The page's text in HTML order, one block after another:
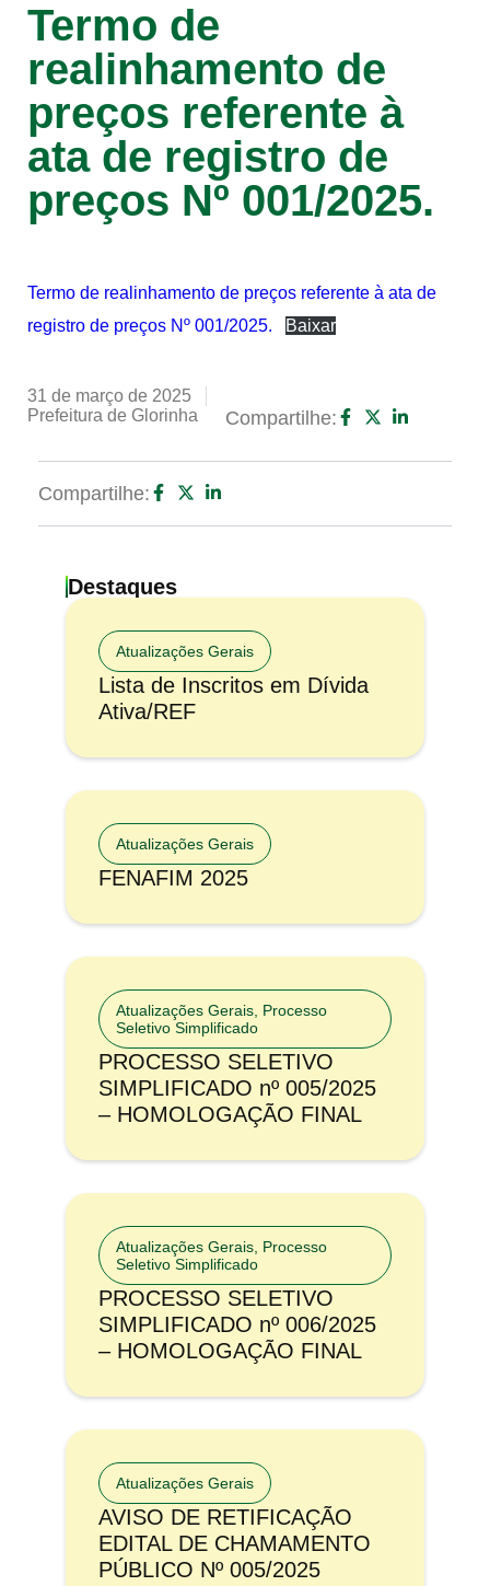
Termo de
realinhamento de
preços referente à
ata de registro de
preços Nº 001/2025.
Termo de realinhamento de preços referente à ata de
registro de preços Nº 001/2025.
Baixar
31 de março de 2025
Prefeitura de Glorinha
Compartilhe:
Compartilhe:
Destaques
Atualizações Gerais
Lista de Inscritos em Dívida
Ativa/REF
Atualizações Gerais
FENAFIM 2025
Atualizações Gerais Processo
Seletivo Simplificado
PROCESSO SELETIVO
SIMPLIFICADO nº 005/2025
– HOMOLOGAÇÃO FINAL
Atualizações Gerais Processo
Seletivo Simplificado
PROCESSO SELETIVO
SIMPLIFICADO nº 006/2025
– HOMOLOGAÇÃO FINAL
Atualizações Gerais
AVISO DE RETIFICAÇÃO
EDITAL DE CHAMAMENTO
PÚBLICO Nº 005/2025